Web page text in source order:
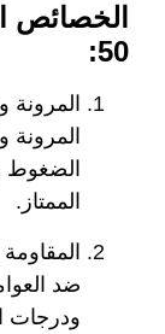
الخصائص
50:
المرونة
الضغوط
الممتاز.
المقاومة
ضد
ودرجات